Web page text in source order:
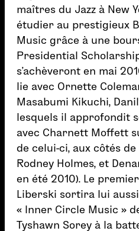
maîtres du Jazz à New
étudier au prestigieux
Music grâce à une
Presidential
s’achèveront en mai
lie avec Ornette
Masabumi Kikuchi,
lesquels il approfondit
avec Charnett Moffett
de celui-ci, aux côtés
Rodney Holmes, et
en été 2010). Le
Liberski sortira lui
« Inner Circle Music »
Tyshawn Sorey à la